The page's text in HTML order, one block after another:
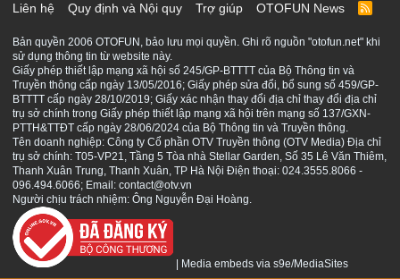
Liên hệ
Quy định và Nội quy Trợ giúp OTOFUN News
R
S
Bản quyền 2006 OTOFUN, bảo lưu mọi quyền. Ghi rõ nguồn "otofun.net" khi
sử dụng thông tin từ website này.
Giấy phép thiết lập mạng xã hội số 245/GP-BTTTT của Bộ Thông tin và
Truyền thông cấp ngày 13/05/2016; Giấy phép sửa đổi, bổ sung số 459/GP-
BTTTT cấp ngày 28/10/2019; Giấy xác nhận thay đổi địa chỉ thay đổi địa chỉ
trụ sở chính trong Giấy phép thiết lập mạng xã hội trên mạng số 137/GXN-
PTTH&TTĐT cấp ngày 28/06/2024 của Bộ Thông tin và Truyền thông.
Tên doanh nghiệp: Công ty Cổ phần OTV Truyền thông (OTV Media) Địa chỉ
trụ sở chính: T05-VP21, Tầng 5 Tòa nhà Stellar Garden, Số 35 Lê Văn Thiêm,
Thanh Xuân Trung, Thanh Xuân, TP Hà Nội Điện thoại: 024.3555.8066 -
096.494.6066; Email: contact@otv.vn
Người chịu trách nhiệm: Ông Nguyễn Đại Hoàng.
Media embeds via s9e/MediaSites